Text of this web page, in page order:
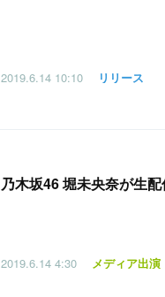
2019.6.14 10:10 リリース
乃木坂46 堀未央奈が生
2019.6.14 4:30 メディア出演